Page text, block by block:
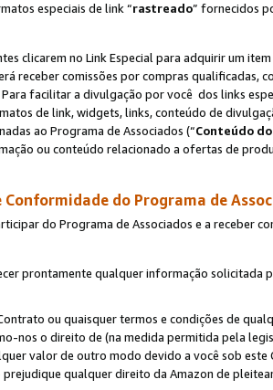
especiais de link “rastreado” fornecidos
clicarem no Link Especial para adquirir um
receber comissões por compras qualificadas,
facilitar a divulgação por você dos links
de link, widgets, links, conteúdo de
ao Programa de Associados (“Conteúdo
ou conteúdo relacionado a ofertas de
Conformidade do Programa de
do Programa de Associados e a receber
prontamente qualquer informação solicitada
ou quaisquer termos e condições de
nos o direito de (na medida permitida pela
valor de outro modo devido a você sob
prejudique qualquer direito da Amazon de